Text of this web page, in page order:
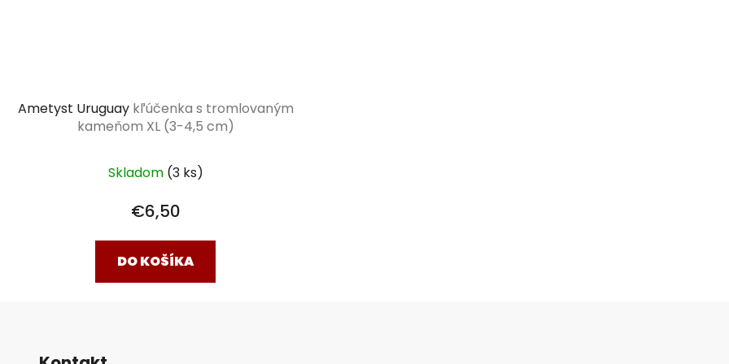
Ametyst Uruguay kľúčenka s tromlovaným
kameňom XL (3-4,5 cm)
Skladom (3 ks)
€6,50
DO KOŠÍKA